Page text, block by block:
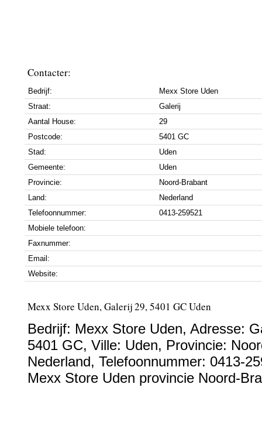
Contacter:
Bedrijf:
Mexx Store Uden
Straat:
Galerij
Aantal House:
29
Postcode:
5401 GC
Stad:
Uden
Gemeente:
Uden
Provincie:
Noord-Brabant
Land:
Nederland
Telefoonnummer:
0413-259521
Mobiele telefoon:
Faxnummer:
Email:
Website:
Mexx Store Uden, Galerij 29, 5401 GC Uden
Bedrijf: Mexx Store Uden, Adresse:
5401 GC, Ville: Uden, Provincie:
Nederland, Telefoonnummer: 0413-
Mexx Store Uden provincie Noord-